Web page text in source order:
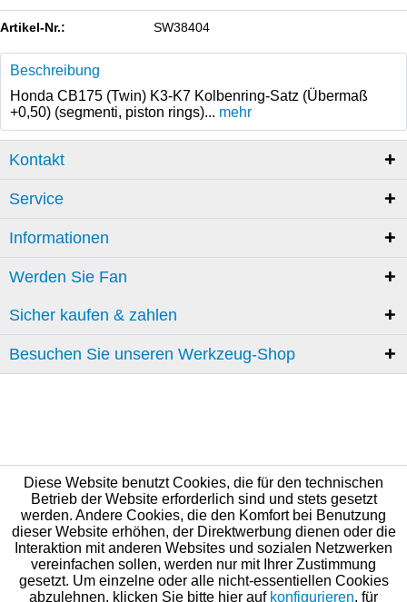
Artikel-Nr.: SW38404
Beschreibung
Honda CB175 (Twin) K3-K7 Kolbenring-Satz (Übermaß
+0,50) (segmenti, piston rings)... mehr
Kontakt
Service
Informationen
Werden Sie Fan
Sicher kaufen & zahlen
Besuchen Sie unseren Werkzeug-Shop
Diese Website benutzt Cookies, die für den technischen
Betrieb der Website erforderlich sind und stets gesetzt
werden. Andere Cookies, die den Komfort bei Benutzung
dieser Website erhöhen, der Direktwerbung dienen oder die
Interaktion mit anderen Websites und sozialen Netzwerken
vereinfachen sollen, werden nur mit Ihrer Zustimmung
gesetzt. Um einzelne oder alle nicht-essentiellen Cookies
abzulehnen, klicken Sie bitte hier auf konfigurieren, für